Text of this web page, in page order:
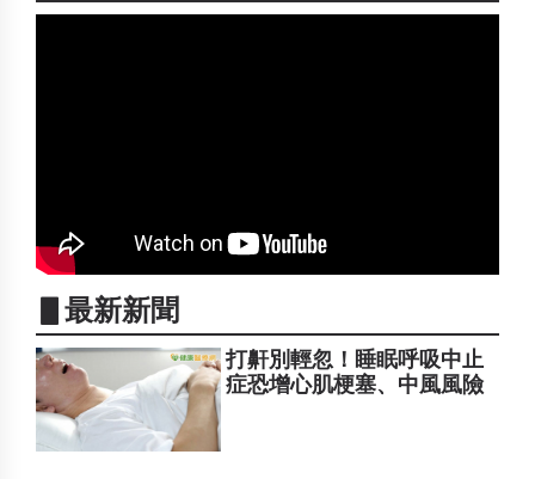
▋最新新聞
打鼾別輕忽！睡眠呼吸中止
症恐增心肌梗塞、中風風險